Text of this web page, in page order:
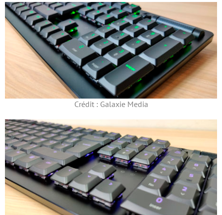
Crédit : Galaxie Media